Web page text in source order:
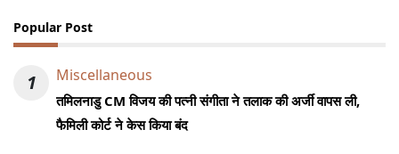
Popular Post
1 Miscellaneous
तमिलनाडु CM विजय की पत्नी संगीता ने तलाक की अर्जी वापस ली,
फैमिली कोर्ट ने केस किया बंद